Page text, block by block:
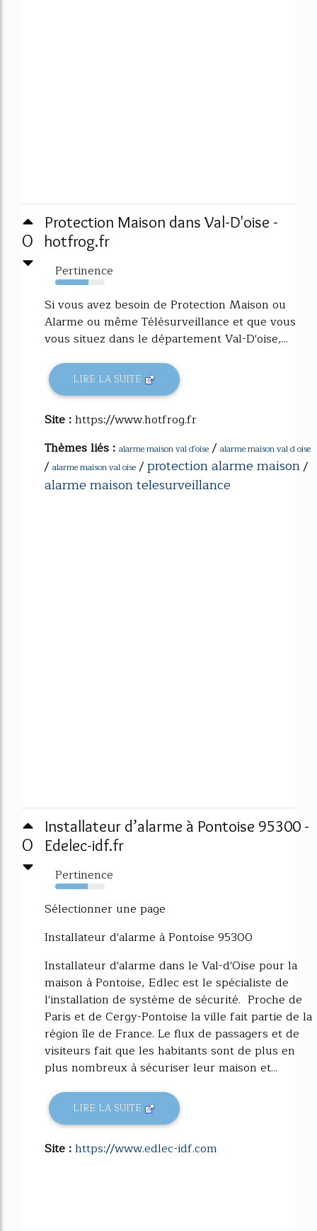
0
Protection Maison dans Val-D'oise -
hotfrog.fr
Pertinence
67%
Si vous avez besoin de Protection Maison ou
Alarme ou même Télésurveillance et que vous
vous situez dans le département Val-D'oise,...
LIRE LA SUITE
Site :https://www.hotfrog.fr
Thèmes liés : alarme maison val d'oise / alarme maison val d oise
/ alarme maison val oise /protection alarme maison/
alarme maison telesurveillance
0
Installateur d’alarme à Pontoise 95300 -
Edelec-idf.fr
Pertinence
65%
Sélectionner une page
Installateur d'alarme à Pontoise 95300
Installateur d'alarme dans le Val-d'Oise pour la
maison à Pontoise, Edlec est le spécialiste de
l'installation de système de sécurité. Proche de
Paris et de Cergy-Pontoise la ville fait partie de la
région île de France. Le flux de passagers et de
visiteurs fait que les habitants sont de plus en
plus nombreux à sécuriser leur maison et...
LIRE LA SUITE
Site :https://www.edlec-idf.com